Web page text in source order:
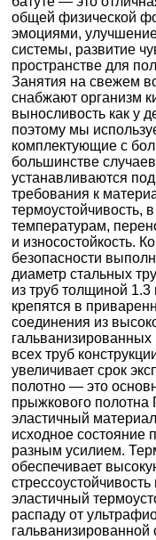
общей физической
эмоциями,
системы, развитие
пространстве для
Занятия на свежем
снабжают организм
выносливость как у
поэтому мы
комплектующие с
большинстве
устанавливаются
требования к
термоустойчивость,
температурам,
и износостойкость.
безопасности
диаметр стальных
из труб толщиной
крепятся в
соединения из
гальванизированных
всех труб
увеличивает срок
полотно — это
прыжкового
эластичный
исходное состояние
разным усилием.
обеспечивает
эластичный
распаду от